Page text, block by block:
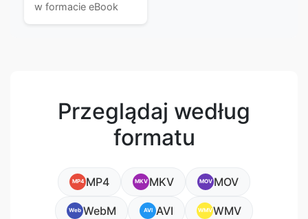
w formacie eBook
Przeglądaj według
formatu
MP4 MP4 MKV MKV MOV MOV
Web WebM AVI AVI WMVWMV